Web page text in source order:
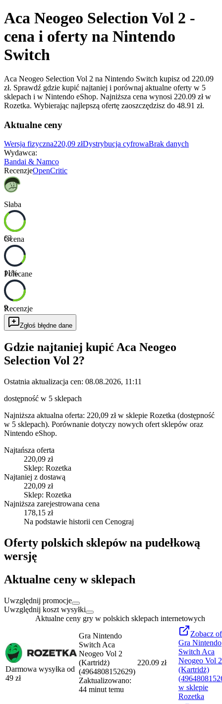
Aca Neogeo Selection Vol 2 -
cena i oferty na Nintendo
Switch
Aca Neogeo Selection Vol 2 na Nintendo Switch kupisz od 220.09
zł. Sprawdź gdzie kupić najtaniej i porównaj aktualne oferty w 5
sklepach i w Nintendo eShop. Najniższa cena wynosi 220.09 zł w
Rozetka. Wybierając najlepszą ofertę zaoszczędzisz do 48.91 zł.
Aktualne ceny
Wersja fizyczna220,09 złDystrybucja cyfrowaBrak danych
Wydawca:
Bandai & Namco
RecenzjeOpenCritic
Słaba
63
Ocena
11%
Polecane
9
Recenzje
Zgłoś błędne dane
Gdzie najtaniej kupić Aca Neogeo
Selection Vol 2?
Ostatnia aktualizacja cen: 08.08.2026, 11:11
dostępność w 5 sklepach
Najniższa aktualna oferta: 220,09 zł w sklepie Rozetka (dostępność
w 5 sklepach). Porównanie dotyczy nowych ofert sklepów oraz
Nintendo eShop.
Najtańsza oferta
220,09 zł
Sklep: Rozetka
Najtaniej z dostawą
220,09 zł
Sklep: Rozetka
Najniższa zarejestrowana cena
178,15 zł
Na podstawie historii cen Cenograj
Oferty polskich sklepów na pudełkową
wersję
Aktualne ceny w sklepach
Uwzględnij promocje
Uwzględnij koszt wysyłki
Aktualne ceny gry w polskich sklepach internetowych
Darmowa wysyłka od
49 zł
Gra Nintendo
Switch Aca
Neogeo Vol 2
(Kartridż)
(4964808152629)
Zaktualizowano:
44 minut temu
220.09 zł
Zobacz
Gra Nintendo
Switch Aca
Neogeo Vol 2
(Kartridż)
w sklepie
Rozetka